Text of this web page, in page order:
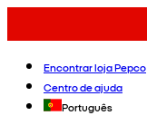
Encontrar loja Pepco
Centro de ajuda
Português